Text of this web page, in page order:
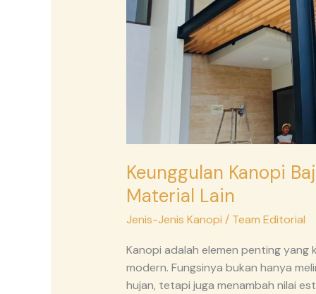
Keunggulan Kanopi
Material Lain
Jenis-Jenis Kanopi / Team Editorial
Kanopi adalah elemen penting yang
modern. Fungsinya bukan hanya
hujan, tetapi juga menambah nilai
Ringan
Dibandingkan